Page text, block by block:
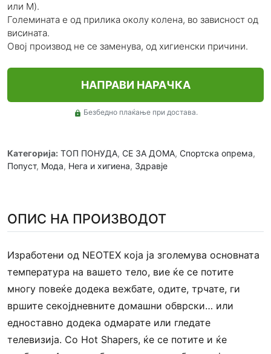
или M).
Големината е од прилика околу колена, во зависност од
висината.
Овој производ не се заменува, од хигиенски причини.
НАПРАВИ НАРАЧКА
lock Безбедно плаќање при достава.
Категорија: ТОП ПОНУДА, СЕ ЗА ДОМА, Спортска опрема,
Попуст, Мода, Нега и хигиена, Здравје
ОПИС НА ПРОИЗВОДОТ
Изработени од NEOTEX која ја зголемува основната
температура на вашето тело, вие ќе се потите
многу повеќе додека вежбате, одите, трчате, ги
вршите секојдневните домашни обврски… или
едноставно додека одмарате или гледате
телевизија. Со Hot Shapers, ќе се потите и ќе